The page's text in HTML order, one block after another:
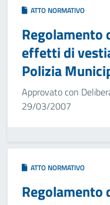
ATTO NORMATIVO
Regolamento
effetti di
Polizia
Approvato con
29/03/2007
ATTO NORMATIVO
Regolamento